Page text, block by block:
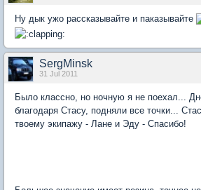
Ну дык ужо рассказывайте и паказывайте
SergMinsk
31 Jul 2011
Было классно, но ночную я не поехал...
благодаря Стасу, подняли все точки...
твоему экипажу - Лане и Эду - Спасибо!